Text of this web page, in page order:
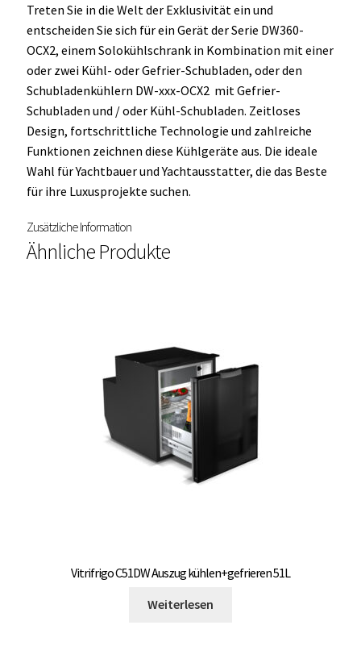
Treten Sie in die Welt der Exklusivität ein und
entscheiden Sie sich für ein Gerät der Serie DW360-
OCX2, einem Solokühlschrank in Kombination mit einer
oder zwei Kühl- oder Gefrier-Schubladen, oder den
Schubladenkühlern DW-xxx-OCX2 mit Gefrier-
Schubladen und / oder Kühl-Schubladen. Zeitloses
Design, fortschrittliche Technologie und zahlreiche
Funktionen zeichnen diese Kühlgeräte aus. Die ideale
Wahl für Yachtbauer und Yachtausstatter, die das Beste
für ihre Luxusprojekte suchen.
Zusätzliche Information
Ähnliche Produkte
Vitrifrigo C51DW Auszug kühlen+gefrieren 51L
Weiterlesen